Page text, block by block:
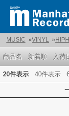
MUSIC »VINYL »
商品名 新着順 入荷
20件表示 40件表示